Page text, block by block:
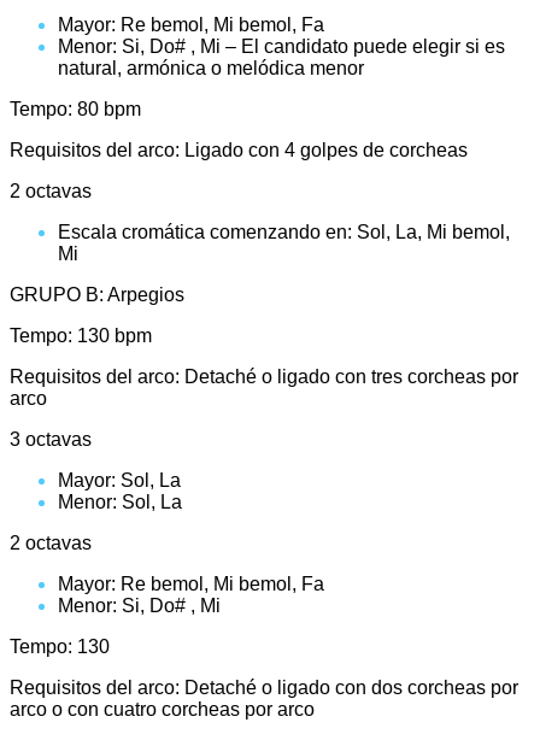
Mayor: Re bemol, Mi bemol, Fa
Menor: Si, Do# , Mi – El candidato puede elegir si es
natural, armónica o melódica menor
Tempo: 80 bpm
Requisitos del arco: Ligado con 4 golpes de corcheas
2 octavas
Escala cromática comenzando en: Sol, La, Mi bemol,
Mi
GRUPO B: Arpegios
Tempo: 130 bpm
Requisitos del arco: Detaché o ligado con tres corcheas por
arco
3 octavas
Mayor: Sol, La
Menor: Sol, La
2 octavas
Mayor: Re bemol, Mi bemol, Fa
Menor: Si, Do# , Mi
Tempo: 130
Requisitos del arco: Detaché o ligado con dos corcheas por
arco o con cuatro corcheas por arco